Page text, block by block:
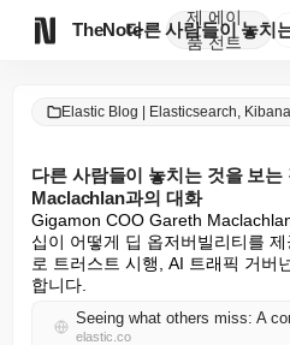
TheNote
제
품
에이
전트
Elastic Blog | Elasticsearch,
다른 사람들이 놓치는 것을 보
Maclachlan과의 대화
Gigamon COO Gareth
십이 어떻게 딥 옵저버빌리티를
로 트러스트 시행, AI 트래픽 거버
합니다.
elastic.co